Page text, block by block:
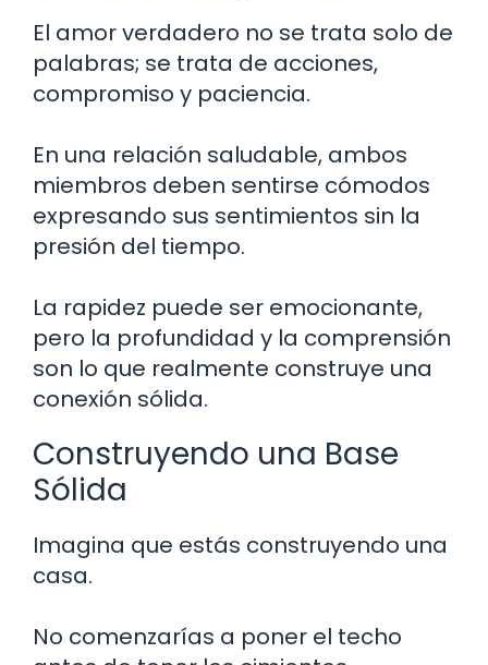
El amor verdadero no se trata solo de
palabras; se trata de acciones,
compromiso y paciencia.
En una relación saludable, ambos
miembros deben sentirse cómodos
expresando sus sentimientos sin la
presión del tiempo.
La rapidez puede ser emocionante,
pero la profundidad y la comprensión
son lo que realmente construye una
conexión sólida.
Construyendo una Base
Sólida
Imagina que estás construyendo una
casa.
No comenzarías a poner el techo